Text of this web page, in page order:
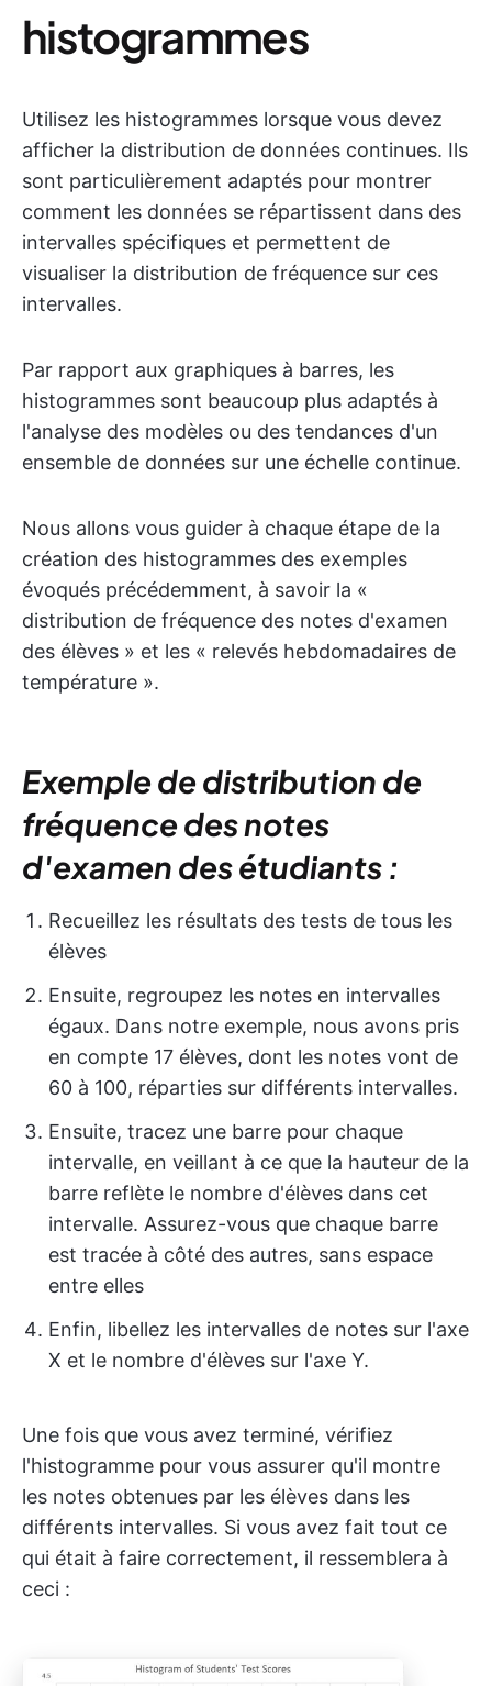
histogrammes
Utilisez les histogrammes lorsque vous devez
afficher la distribution de données continues. Ils
sont particulièrement adaptés pour montrer
comment les données se répartissent dans des
intervalles spécifiques et permettent de
visualiser la distribution de fréquence sur ces
intervalles.
Par rapport aux graphiques à barres, les
histogrammes sont beaucoup plus adaptés à
l'analyse des modèles ou des tendances d'un
ensemble de données sur une échelle continue.
Nous allons vous guider à chaque étape de la
création des histogrammes des exemples
évoqués précédemment, à savoir la «
distribution de fréquence des notes d'examen
des élèves » et les « relevés hebdomadaires de
température ».
Exemple de distribution de
fréquence des notes
d'examen des étudiants :
Recueillez les résultats des tests de tous les
élèves
Ensuite, regroupez les notes en intervalles
égaux. Dans notre exemple, nous avons pris
en compte 17 élèves, dont les notes vont de
60 à 100, réparties sur différents intervalles.
Ensuite, tracez une barre pour chaque
intervalle, en veillant à ce que la hauteur de la
barre reflète le nombre d'élèves dans cet
intervalle. Assurez-vous que chaque barre
est tracée à côté des autres, sans espace
entre elles
Enfin, libellez les intervalles de notes sur l'axe
X et le nombre d'élèves sur l'axe Y.
Une fois que vous avez terminé, vérifiez
l'histogramme pour vous assurer qu'il montre
les notes obtenues par les élèves dans les
différents intervalles. Si vous avez fait tout ce
qui était à faire correctement, il ressemblera à
ceci :